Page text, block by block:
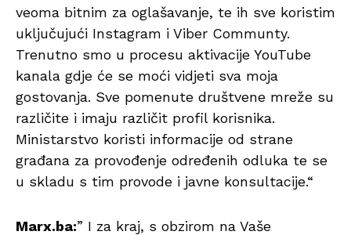
veoma bitnim za oglašavanje, te ih sve koristim
uključujući Instagram i Viber Communty.
Trenutno smo u procesu aktivacije YouTube
kanala gdje će se moći vidjeti sva moja
gostovanja. Sve pomenute društvene mreže su
različite i imaju različit profil korisnika.
Ministarstvo koristi informacije od strane
građana za provođenje određenih odluka te se
u skladu s tim provode i javne konsultacije.“
Marx.ba:” I za kraj, s obzirom na Vaše